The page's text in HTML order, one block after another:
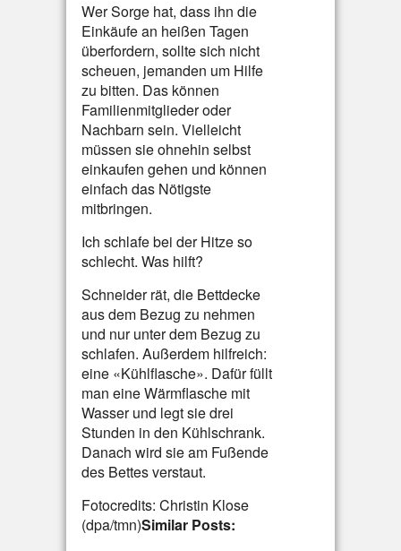
Wer Sorge hat, dass ihn die
Einkäufe an heißen Tagen
überfordern, sollte sich nicht
scheuen, jemanden um Hilfe
zu bitten. Das können
Familienmitglieder oder
Nachbarn sein. Vielleicht
müssen sie ohnehin selbst
einkaufen gehen und können
einfach das Nötigste
mitbringen.
Ich schlafe bei der Hitze so
schlecht. Was hilft?
Schneider rät, die Bettdecke
aus dem Bezug zu nehmen
und nur unter dem Bezug zu
schlafen. Außerdem hilfreich:
eine «Kühlflasche». Dafür füllt
man eine Wärmflasche mit
Wasser und legt sie drei
Stunden in den Kühlschrank.
Danach wird sie am Fußende
des Bettes verstaut.
Fotocredits: Christin Klose
(dpa/tmn)Similar Posts: